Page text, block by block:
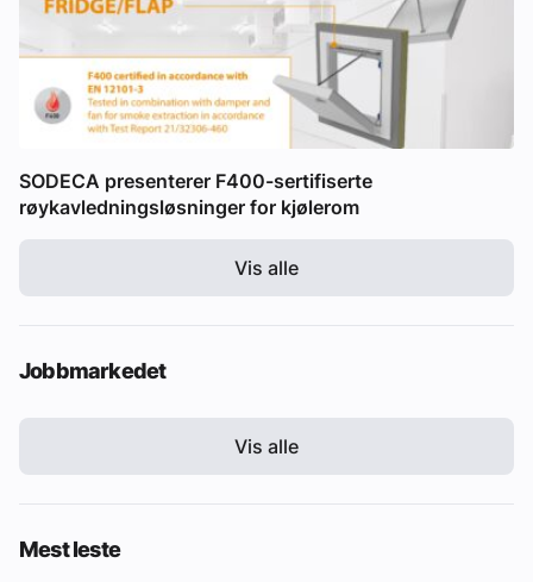
SODECA presenterer F400-sertifiserte
røykavledningsløsninger for kjølerom
Vis alle
Jobbmarkedet
Vis alle
Mest leste